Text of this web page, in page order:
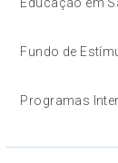
Fundo de
Programas